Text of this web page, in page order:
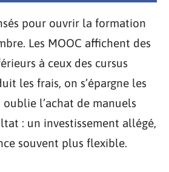
pour ouvrir la formation
Les MOOC affichent des
à ceux des cursus
les frais, on s’épargne les
l’achat de manuels
: un investissement allégé,
souvent plus flexible.